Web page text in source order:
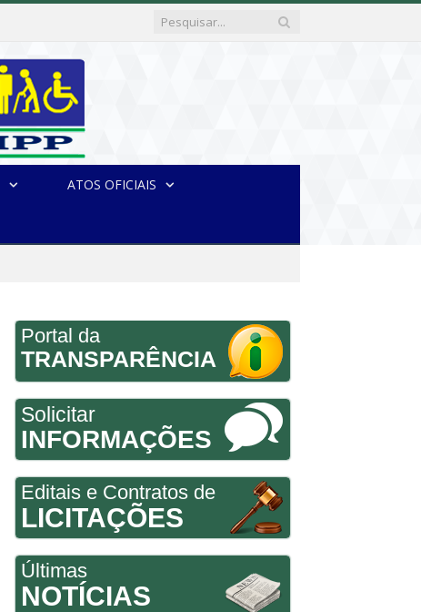
ATOS OFICIAIS
Portal da
TRANSPARÊNCIA
Solicitar
INFORMAÇÕES
Editais e Contratos de
LICITAÇÕES
Últimas
NOTÍCIAS